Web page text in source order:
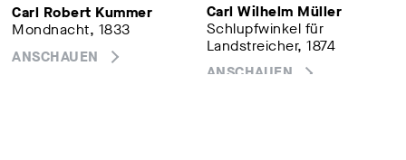
Carl Robert Kummer
Mondnacht, 1833
ANSCHAUEN
Carl Wilhelm Müller
Schlupfwinkel für
Landstreicher, 1874
ANSCHAUEN